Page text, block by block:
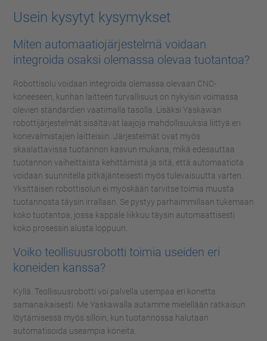
Usein kysytyt kysymykset
Miten automaatiojärjestelmä voidaan
integroida osaksi olemassa olevaa tuotantoa?
Robottisolu voidaan integroida olemassa olevaan CNC-
koneeseen, kunhan laitteen turvallisuus on nykyisin voimassa
olevien standardien vaatimalla tasolla. Lisäksi Yaskawan
robottijärjestelmät sisältävät laajoja mahdollisuuksia liittyä eri
konevalmistajien laitteisiin. Järjestelmät ovat myös
skaalattavissa tuotannon kasvun mukana, mikä edesauttaa
tuotannon vaiheittaista kehittämistä ja sitä, että automaatiota
voidaan suunnitella pitkäjänteisesti myös tulevaisuutta varten.
Yksittäisen robottisolun ei myöskään tarvitse toimia muusta
tuotannosta täysin irrallaan. Se pystyy parhaimmillaan tukemaan
koko tuotantoa, jossa kappale liikkuu täysin automaattisesti
koko prosessin alusta loppuun.
Voiko teollisuusrobotti toimia useiden eri
koneiden kanssa?
Kyllä. Teollisuusrobotti voi palvella usempaa eri konetta
samanaikaisesti. Me Yaskawalla autamme mielellään ratkaisun
löytämisessä myös silloin, kun tuotannossa halutaan
automatisoida useampia koneita.